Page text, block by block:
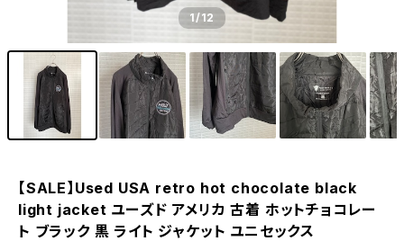
1/12
【SALE】Used USA retro hot chocolate black
light jacket ユーズド アメリカ 古着 ホットチョコレー
ト ブラック 黒 ライト ジャケット ユニセックス